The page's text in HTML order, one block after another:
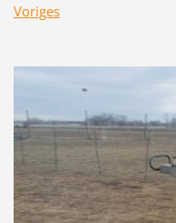
Voriges